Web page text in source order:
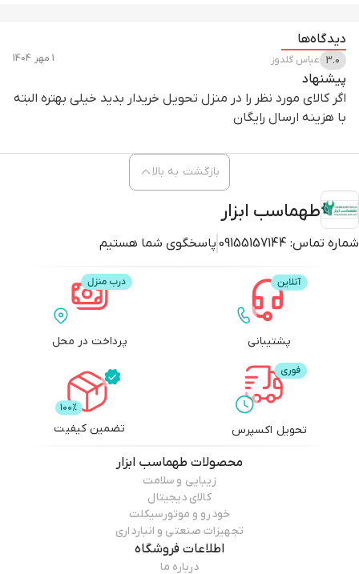
دیدگاه‌ها
3.0 عباس گلدوز 1 مهر 1404
پیشنهاد
اگر کالای مورد نظر را در منزل تحویل خریدار بدید خیلی بهتره البته
با هزینه ارسال رایگان
طهماسب ابزار
شماره تماس: 09155157144 پاسخگوی شما هستیم
بازگشت به بالا
پشتیبانی پرداخت در محل
تحویل اکسپرس تضمین کیفیت
محصولات طهماسب ابزار
زیبایی و سلامت
کالای دیجیتال
خودرو و موتورسیکلت
تجهیزات صنعتی و انبارداری
اطلاعات فروشگاه
درباره ما